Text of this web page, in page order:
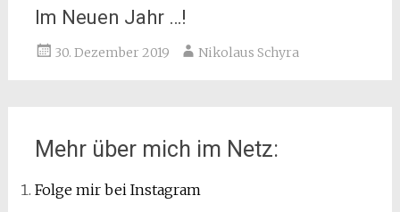
Im Neuen Jahr …!
30. Dezember 2019 Nikolaus Schyra
Mehr über mich im Netz:
Folge mir bei Instagram